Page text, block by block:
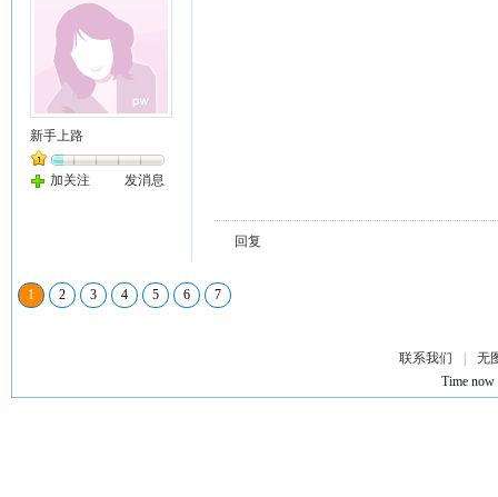
新手上路
加关注 发消息
回复
1 2 3 4 5 6 7
联系我们
无
Time now